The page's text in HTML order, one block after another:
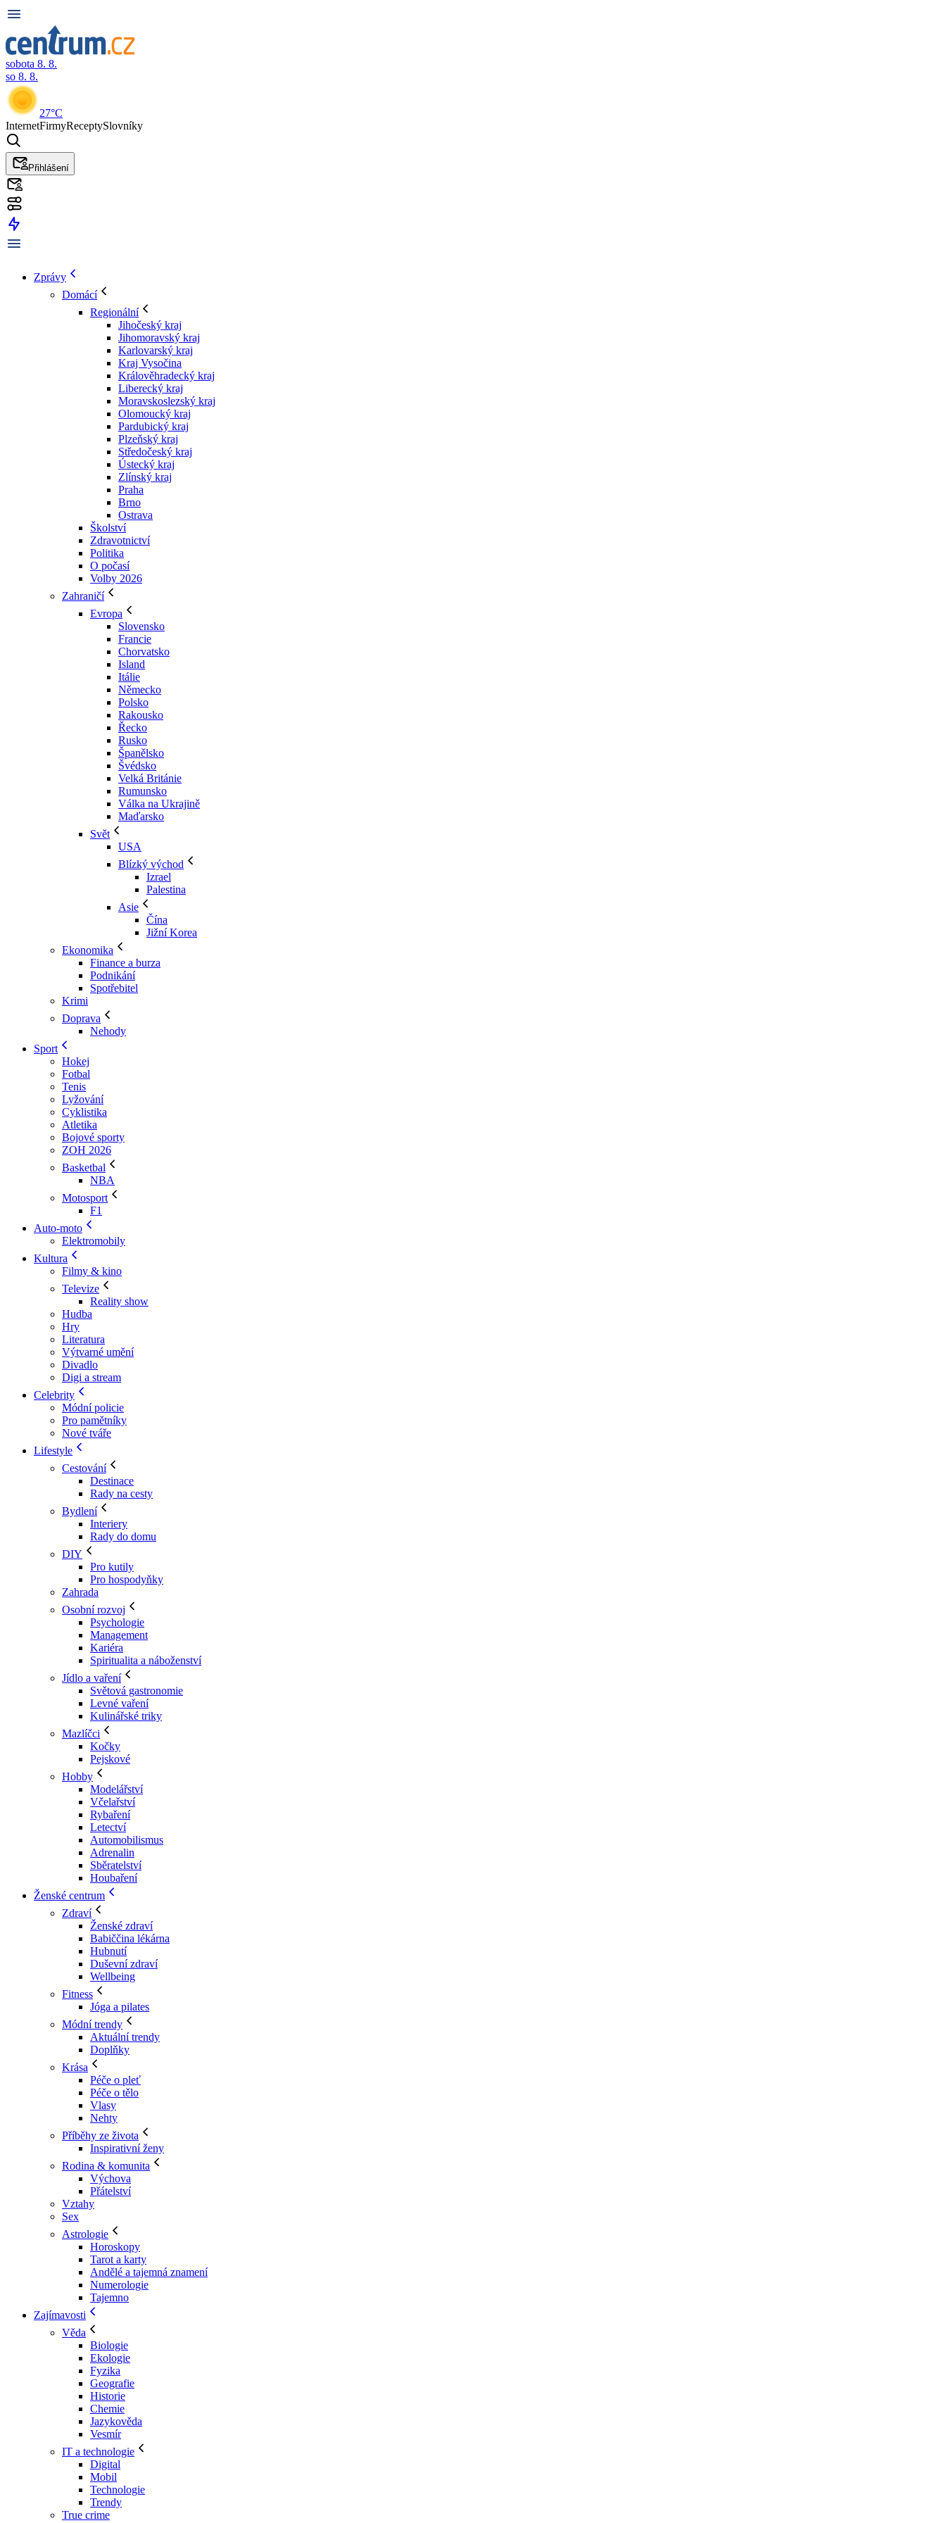
sobota 8. 8.
so 8. 8.
27°C
InternetFirmyReceptySlovníky
Přihlášení
Zprávy
Domácí
Regionální
Jihočeský kraj
Jihomoravský kraj
Karlovarský kraj
Kraj Vysočina
Králověhradecký kraj
Liberecký kraj
Moravskoslezský kraj
Olomoucký kraj
Pardubický kraj
Plzeňský kraj
Středočeský kraj
Ústecký kraj
Zlínský kraj
Praha
Brno
Ostrava
Školství
Zdravotnictví
Politika
O počasí
Volby 2026
Zahraničí
Evropa
Slovensko
Francie
Chorvatsko
Island
Itálie
Německo
Polsko
Rakousko
Řecko
Rusko
Španělsko
Švédsko
Velká Británie
Rumunsko
Válka na Ukrajině
Maďarsko
Svět
USA
Blízký východ
Izrael
Palestina
Asie
Čína
Jižní Korea
Ekonomika
Finance a burza
Podnikání
Spotřebitel
Krimi
Doprava
Nehody
Sport
Hokej
Fotbal
Tenis
Lyžování
Cyklistika
Atletika
Bojové sporty
ZOH 2026
Basketbal
NBA
Motosport
F1
Auto-moto
Elektromobily
Kultura
Filmy & kino
Televize
Reality show
Hudba
Hry
Literatura
Výtvarné umění
Divadlo
Digi a stream
Celebrity
Módní policie
Pro pamětníky
Nové tváře
Lifestyle
Cestování
Destinace
Rady na cesty
Bydlení
Interiery
Rady do domu
DIY
Pro kutily
Pro hospodyňky
Zahrada
Osobní rozvoj
Psychologie
Management
Kariéra
Spiritualita a náboženství
Jídlo a vaření
Světová gastronomie
Levné vaření
Kulinářské triky
Mazlíčci
Kočky
Pejskové
Hobby
Modelářství
Včelařství
Rybaření
Letectví
Automobilismus
Adrenalin
Sběratelství
Houbaření
Ženské centrum
Zdraví
Ženské zdraví
Babiččina lékárna
Hubnutí
Duševní zdraví
Wellbeing
Fitness
Jóga a pilates
Módní trendy
Aktuální trendy
Doplňky
Krása
Péče o pleť
Péče o tělo
Vlasy
Nehty
Příběhy ze života
Inspirativní ženy
Rodina & komunita
Výchova
Přátelství
Vztahy
Sex
Astrologie
Horoskopy
Tarot a karty
Andělé a tajemná znamení
Numerologie
Tajemno
Zajímavosti
Věda
Biologie
Ekologie
Fyzika
Geografie
Historie
Chemie
Jazykověda
Vesmír
IT a technologie
Digital
Mobil
Technologie
Trendy
True crime